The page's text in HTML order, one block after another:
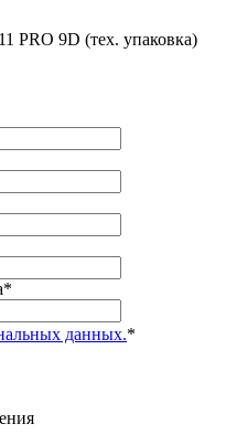
PRO 9D (тех. упаковка)
*
данных.*